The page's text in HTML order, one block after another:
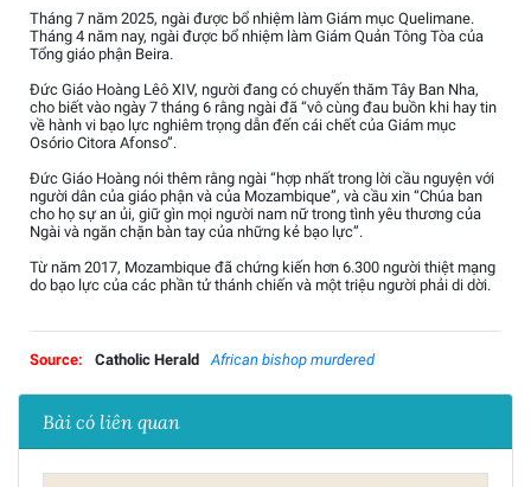
Tháng 7 năm 2025, ngài được bổ nhiệm làm Giám mục Quelimane.
Tháng 4 năm nay, ngài được bổ nhiệm làm Giám Quản Tông Tòa của
Tổng giáo phận Beira.
Đức Giáo Hoàng Lêô XIV, người đang có chuyến thăm Tây Ban Nha,
cho biết vào ngày 7 tháng 6 rằng ngài đã “vô cùng đau buồn khi hay tin
về hành vi bạo lực nghiêm trọng dẫn đến cái chết của Giám mục
Osório Citora Afonso”.
Đức Giáo Hoàng nói thêm rằng ngài “hợp nhất trong lời cầu nguyện với
người dân của giáo phận và của Mozambique”, và cầu xin “Chúa ban
cho họ sự an ủi, giữ gìn mọi người nam nữ trong tình yêu thương của
Ngài và ngăn chặn bàn tay của những kẻ bạo lực”.
Từ năm 2017, Mozambique đã chứng kiến hơn 6.300 người thiệt mạng
do bạo lực của các phần tử thánh chiến và một triệu người phải di dời.
Source: Catholic Herald African bishop murdered
Bài có liên quan